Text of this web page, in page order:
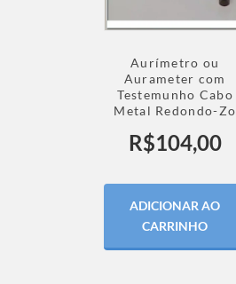
Aurímetro ou
Aurameter com
Testemunho Cabo
Metal Redondo-Zo
R$104,00
ADICIONAR AO
CARRINHO